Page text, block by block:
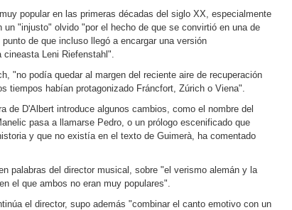
popular en las primeras décadas del siglo XX, especialmente
un "injusto" olvido "por el hecho de que se convirtió en una de
de que incluso llegó a encargar una versión
cineasta Leni Riefenstahl".
"no podía quedar al margen del reciente aire de recuperación
tiempos habían protagonizado Fráncfort, Zúrich o Viena".
de D'Albert introduce algunos cambios, como el nombre del
pasa a llamarse Pedro, o un prólogo escenificado que
y que no existía en el texto de Guimerà, ha comentado
palabras del director musical, sobre "el verismo alemán y la
el que ambos no eran muy populares".
el director, supo además "combinar el canto emotivo con un